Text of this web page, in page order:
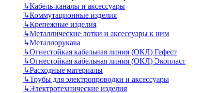
↳Кабель-каналы и аксессуары
↳Коммутационные изделия
↳Крепежные изделия
↳Металлические лотки и аксессуары к ним
↳Металлорукава
↳Огнестойкая кабельная линия (ОКЛ) Гефест
↳Огнестойкая кабельная линия (ОКЛ) Экопласт
↳Расходные материалы
↳Трубы для электропроводки и аксессуары
↳Электротехнические изделия